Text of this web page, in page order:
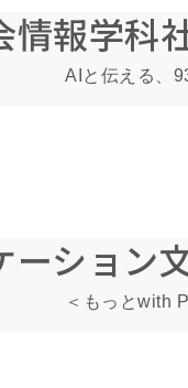
情報学科
AIと伝える、
ーション
＜もっとwith